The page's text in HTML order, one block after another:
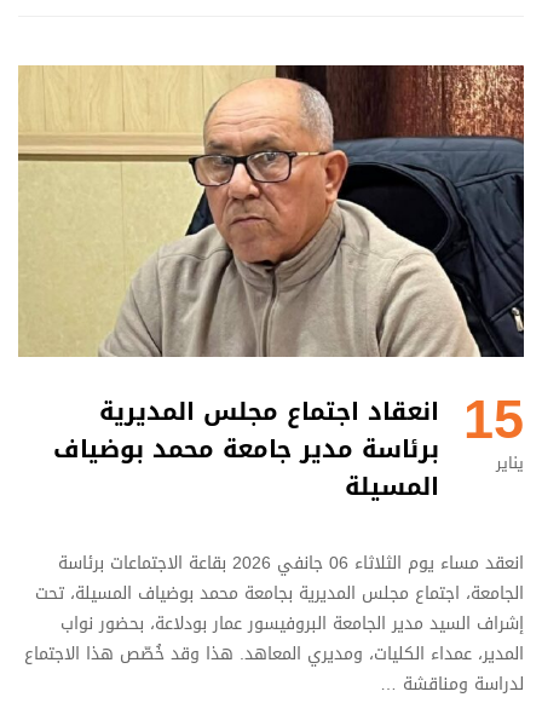
15
يناير
انعقاد اجتماع مجلس المديرية
برئاسة مدير جامعة محمد بوضياف
المسيلة
انعقد مساء يوم الثلاثاء 06 جانفي 2026 بقاعة الاجتماعات برئاسة
الجامعة، اجتماع مجلس المديرية بجامعة محمد بوضياف المسيلة، تحت
إشراف السيد مدير الجامعة البروفيسور عمار بودلاعة، بحضور نواب
المدير، عمداء الكليات، ومديري المعاهد. هذا وقد خُصّص هذا الاجتماع
لدراسة ومناقشة …